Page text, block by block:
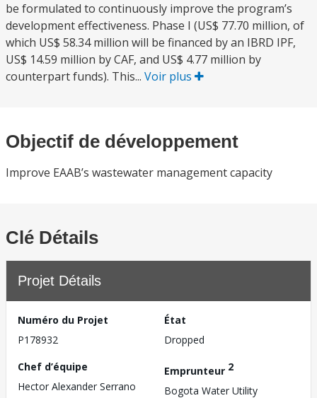
be formulated to continuously improve the program’s
development effectiveness. Phase I (US$ 77.70 million, of
which US$ 58.34 million will be financed by an IBRD IPF,
US$ 14.59 million by CAF, and US$ 4.77 million by
counterpart funds). This... Voir plus
Objectif de développement
Improve EAAB’s wastewater management capacity
Clé Détails
Projet Détails
Numéro du Projet
P178932
État
Dropped
Chef d’équipe
Hector Alexander Serrano
Emprunteur 2
Bogota Water Utility